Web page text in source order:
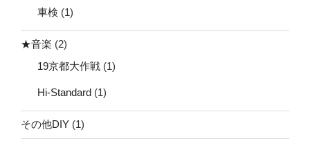
車検 (1)
★音楽 (2)
19京都大作戦 (1)
Hi-Standard (1)
その他DIY (1)